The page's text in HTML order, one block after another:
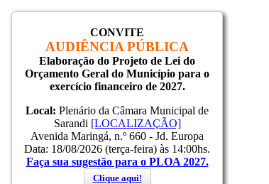
Inicial
Notícias
Serviços
Secretarias
Cidade
Ouvidoria
WebMail
...
Ajuda
Login
CONVITE
AUDIÊNCIA PÚBLICA
Elaboração do Projeto de Lei do
Orçamento Geral do Município para o
exercício financeiro de 2027.
Local: Plenário da Câmara Municipal de
Sarandi [LOCALIZAÇÃO]
Avenida Maringá, n.º 660 - Jd. Europa
Data: 18/08/2026 (terça-feira) às 14:00hs.
Faça sua sugestão para o PLOA 2027.
Clique aqui!